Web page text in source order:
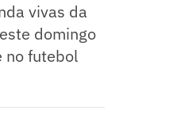
vivas da
domingo
no futebol